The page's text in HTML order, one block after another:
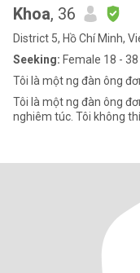
Khoa, 36
District 5, Hồ Chí Minh,
Seeking: Female 18 - 38
Tôi là một ng đàn ông
Tôi là một ng đàn ông
nghiêm túc. Tôi không